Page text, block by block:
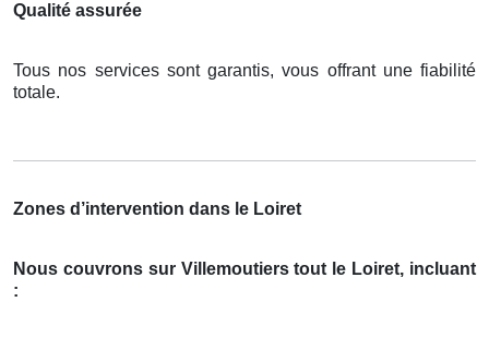
Qualité assurée
Tous nos services sont garantis, vous offrant une fiabilité
totale.
Zones d’intervention dans le Loiret
Nous couvrons sur Villemoutiers tout le Loiret, incluant
: